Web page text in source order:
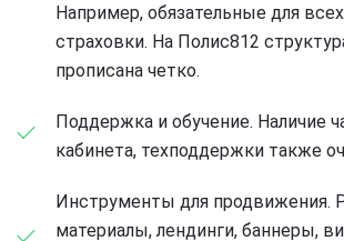
Например, обязательные для
страховки. На Полис812
прописана четко.
Поддержка и обучение. Наличие
кабинета, техподдержки также
Инструменты для продвижения.
материалы, лендинги, баннеры,